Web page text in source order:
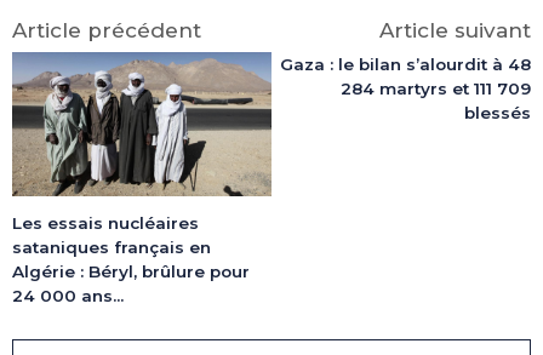
Article précédent
Les essais nucléaires
sataniques français en
Algérie : Béryl, brûlure pour
24 000 ans…
Article suivant
Gaza : le bilan s’alourdit à 48
284 martyrs et 111 709
blessés